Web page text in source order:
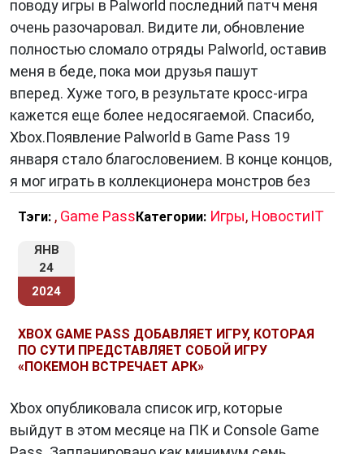
игровых экосистем, где подписчики могут
наслаждаться большим количеством игр без
необходимости покупки каждой из них
отдельно. Такие сервисы стали не только
источником дохода для компаний, но и
способом более широкого распространения и
продвижения игр.
сервис для игроков. Это революционный
подход к игровой индустрии, который изменил
способ, которым мы получаем, играем и
расширяющейся библиотекой, технологией игр
в облаке и новыми моделями релизов, Game
индустрию и предвещать будущее, где
доступность и удовольствие от игр будут
поводу игры в Palworld последний патч меня
очень разочаровал. Видите ли, обновление
полностью сломало отряды Palworld, оставив
меня в беде, пока мои друзья пашут
вперед. Хуже того, в результате кросс-игра
кажется еще более недосягаемой. Спасибо,
Xbox.Появление Palworld в Game Pass 19
января стало благословением. В конце концов,
я мог играть в коллекционера монстров без
Тэги: , Game PassКатегории: Игры, НовостиIT
ЯНВ
24
2024
XBOX GAME PASS ДОБАВЛЯЕТ ИГРУ, КОТОРАЯ
ПО СУТИ ПРЕДСТАВЛЯЕТ СОБОЙ ИГРУ
«ПОКЕМОН ВСТРЕЧАЕТ АРК»
Xbox опубликовала список игр, которые
выйдут в этом месяце на ПК и Console Game